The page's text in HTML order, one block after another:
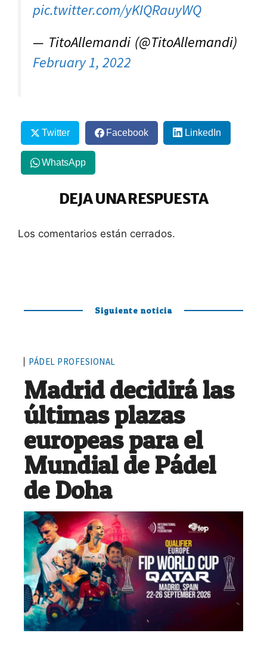
pic.twitter.com/yKIQRauyWQ
— TitoAllemandi (@TitoAllemandi)
February 1, 2022
Twitter Facebook LinkedIn
WhatsApp
DEJA UNA RESPUESTA
Los comentarios están cerrados.
Siguiente noticia
PÁDEL PROFESIONAL
Madrid decidirá las
últimas plazas
europeas para el
Mundial de Pádel
de Doha